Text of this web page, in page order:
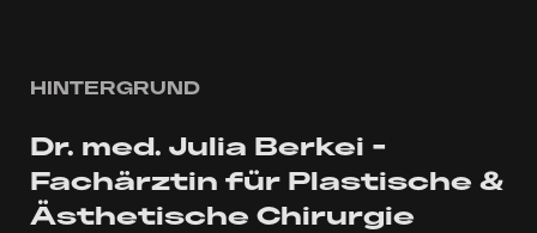
HINTERGRUND
Dr. med. Julia Berkei –
Fachärztin für Plastische &
Ästhetische Chirurgie